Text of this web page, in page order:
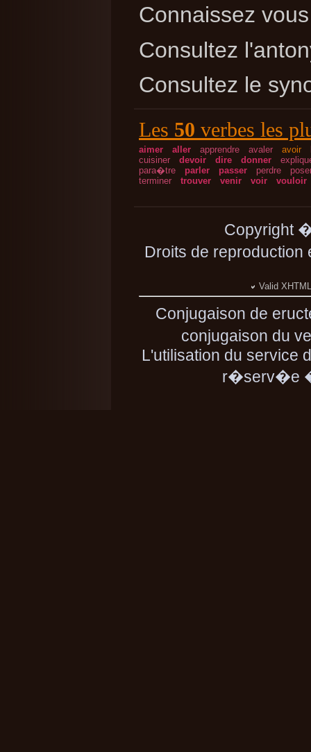
Connaissez
Consultez
Consultez le
Les 50 verbes les
aimer aller apprendre avaler avoir
cuisiner
devoir dire donner
para�tre
parler passer perdre
terminer
trouver venir voir vouloir
Copyright
Droits de
Valid
Conjugaison de
conjugaison du
L'utilisation du service
r�serv�e �